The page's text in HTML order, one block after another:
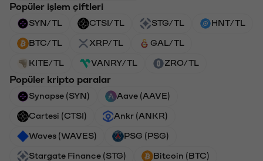
Popüler işlem çiftleri
SYN/TL CTSI/TL STG/TL HNT/TL
BTC/TL XRP/TL GAL/TL
KITE/TL VANRY/TL ZRO/TL
Popüler kripto paralar
Synapse (SYN) Aave (AAVE)
Cartesi (CTSI) Ankr (ANKR)
Waves (WAVES) PSG (PSG)
Stargate Finance (STG) Bitcoin (BTC)